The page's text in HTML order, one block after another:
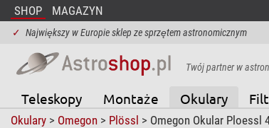
SHOP MAGAZYN
✓ Największy w Europie sklep ze sprzętem astronomicznym
Twój partner w
Teleskopy Montaże Okulary
Okulary> Omegon> Plössl > Omegon Okular Ploessl